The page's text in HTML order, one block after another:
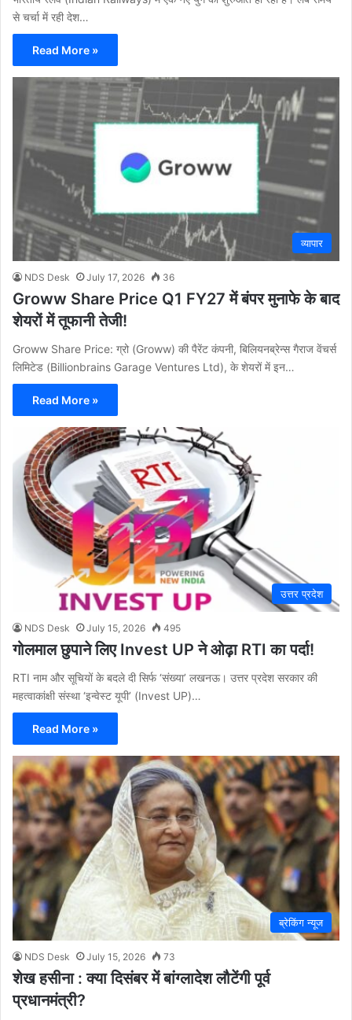
से चर्चा में रही देश…
Read More »
व्यापार
NDS Desk July 17, 2026 36
Groww Share Price Q1 FY27 में बंपर मुनाफे के बाद
शेयरों में तूफानी तेजी!
Groww Share Price: ग्रो (Groww) की पैरेंट कंपनी, बिलियनब्रेन्स गैराज वेंचर्स
लिमिटेड (Billionbrains Garage Ventures Ltd), के शेयरों में इन…
Read More »
उत्तर प्रदेश
NDS Desk July 15, 2026 495
गोलमाल छुपाने लिए Invest UP ने ओढ़ा RTI का पर्दा!
RTI नाम और सूचियों के बदले दी सिर्फ ‘संख्या’ ​लखनऊ। उत्तर प्रदेश सरकार की
महत्वाकांक्षी संस्था ‘इन्वेस्ट यूपी’ (Invest UP)…
Read More »
ब्रेकिंग न्यूज
NDS Desk July 15, 2026 73
शेख हसीना : क्या दिसंबर में बांग्लादेश लौटेंगी पूर्व
प्रधानमंत्री?